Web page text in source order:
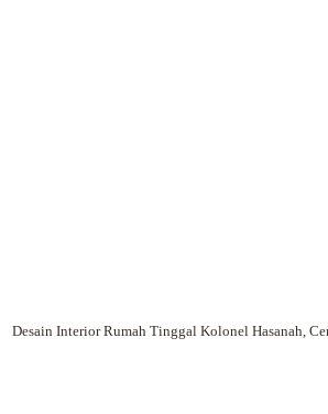
Desain Interior Rumah Tinggal Kolonel Hasanah,